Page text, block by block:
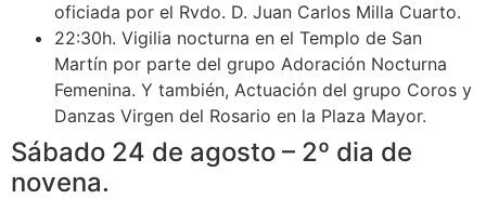
oficiada por el Rvdo. D. Juan Carlos Milla Cuarto.
22:30h. Vigilia nocturna en el Templo de San
Martín por parte del grupo Adoración Nocturna
Femenina. Y también, Actuación del grupo Coros y
Danzas Virgen del Rosario en la Plaza Mayor.
Sábado 24 de agosto – 2º dia de
novena.